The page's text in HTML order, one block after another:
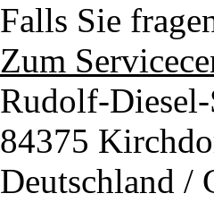
Falls Sie
Zum
Rudolf-Diesel-
84375
Deutschland /